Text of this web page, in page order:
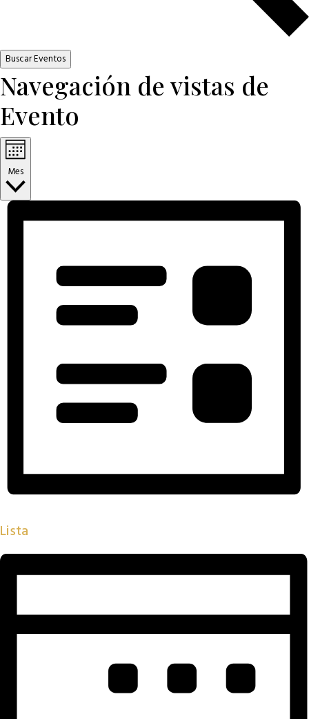
Buscar Eventos
Navegación de vistas de
Evento
Mes
Lista